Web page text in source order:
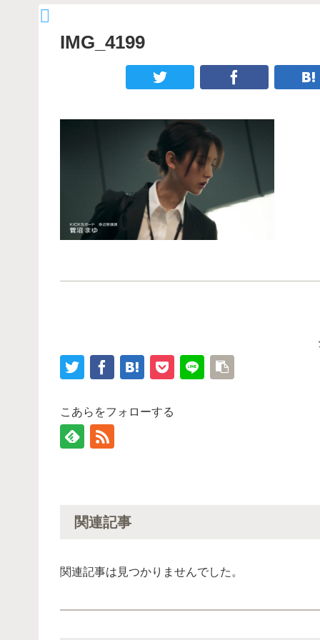
IMG_4199
こあらをフォローする
関連記事
関連記事は見つかりませんでした。